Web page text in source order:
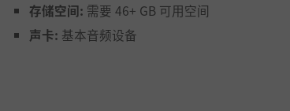
活生生的游戏世界会不断对你的行动作出反应，决
存储空间: 需要 46+ GB 可用空间
声卡: 基本音频设备